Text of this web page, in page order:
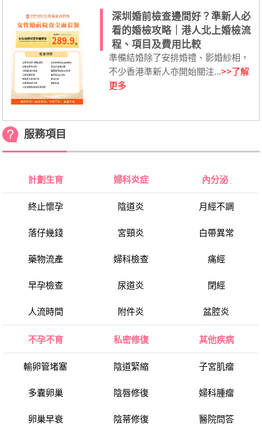
深圳婚前檢查邊間好？準新人必
看的婚檢攻略｜港人北上婚檢流
程、項目及費用比較
準備結婚除了安排婚禮、影婚紗相，
不少香港準新人亦開始關注...>>了解
更多
服務項目
計劃生育
終止懷孕
落仔幾錢
藥物流產
早孕檢查
人流時間
婦科炎症
陰道炎
宮頸炎
婦科檢查
尿道炎
附件炎
內分泌
月經不調
白帶異常
痛經
閉經
盆腔炎
不孕不育
輸卵管堵塞
多囊卵巢
卵巢早衰
私密修復
陰道緊縮
陰唇修復
陰蒂修復
其他疾病
子宮肌瘤
婦科腫瘤
醫院問答